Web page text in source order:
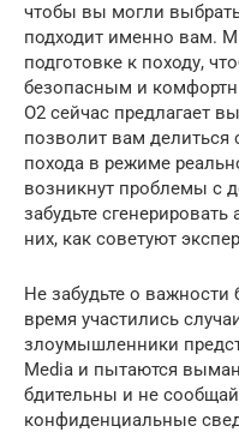
чтобы вы могли
подходит именно вам.
подготовке к походу,
безопасным и
O2 сейчас предлагает
позволит вам
похода в режиме
возникнут проблемы с
забудьте
них, как советуют
Не забудьте о
время участились
злоумышленники
Media и пытаются
бдительны и не
конфиденциальные